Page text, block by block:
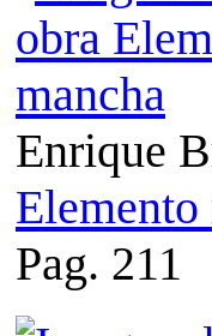
Enrique
Elemento
Pag. 211